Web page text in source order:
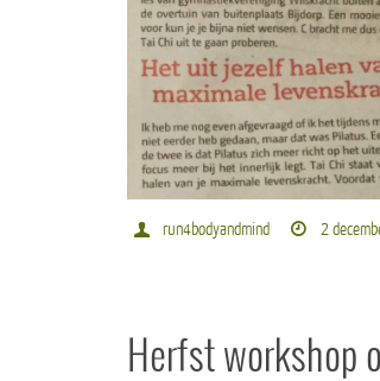
run4bodyandmind 2
Herfst workshop